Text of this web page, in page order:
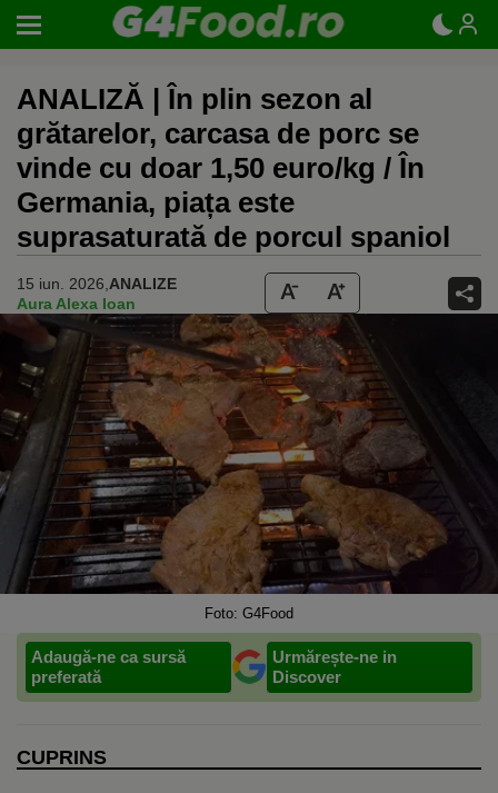
ANALIZĂ | În plin sezon al
grătarelor, carcasa de porc se
vinde cu doar 1,50 euro/kg / În
Germania, piața este
suprasaturată de porcul spaniol
15 iun. 2026, ANALIZE
Aura Alexa Ioan
Foto: G4Food
Adaugă-ne ca sursă
preferată
Urmărește-ne in
Discover
CUPRINS